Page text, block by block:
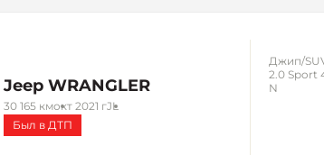
Jeep WRANGLER
30 165 кмокт 2021 гJL
Был в ДТП
Джип/
2.0 Sport
N